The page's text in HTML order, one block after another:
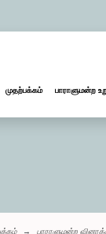
முதற்பக்கம் பாராளுமன்ற
பாராளுமன்ற